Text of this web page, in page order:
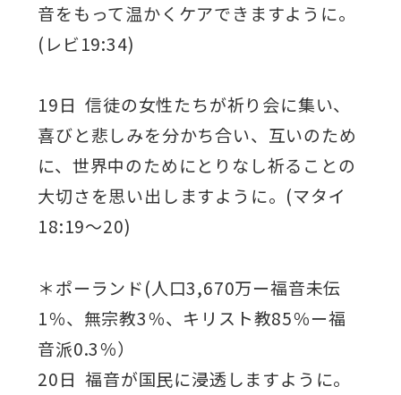
音をもって温かくケアできますように。
(レビ19:34)
19日 信徒の女性たちが祈り会に集い、
喜びと悲しみを分かち合い、互いのため
に、世界中のためにとりなし祈ることの
大切さを思い出しますように。(マタイ
18:19～20)
＊ポーランド(人口3,670万ー福音未伝
1％、無宗教3％、キリスト教85％ー福
音派0.3％）
20日 福音が国民に浸透しますように。